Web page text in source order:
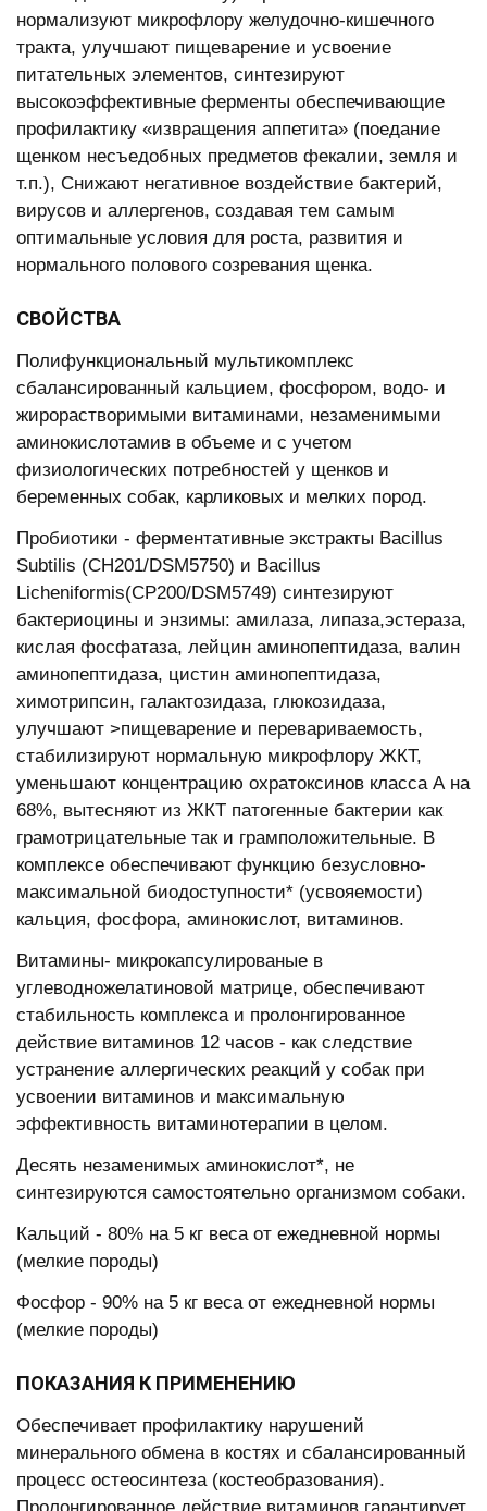
нормализуют микрофлору желудочно-кишечного
тракта, улучшают пищеварение и усвоение
питательных элементов, синтезируют
высокоэффективные ферменты обеспечивающие
профилактику «извращения аппетита» (поедание
щенком несъедобных предметов фекалии, земля и
т.п.), Снижают негативное воздействие бактерий,
вирусов и аллергенов, создавая тем самым
оптимальные условия для роста, развития и
нормального полового созревания щенка.
СВОЙСТВА
Полифункциональный мультикомплекс
сбалансированный кальцием, фосфором, водо- и
жирорастворимыми витаминами, незаменимыми
аминокислотамив в объеме и с учетом
физиологических потребностей у щенков и
беременных собак, карликовых и мелких пород.
Пробиотики - ферментативные экстракты Bacillus
Subtilis (CH201/DSM5750) и Bacillus
Licheniformis(CP200/DSM5749) синтезируют
бактериоцины и энзимы: амилаза, липаза,эстераза,
кислая фосфатаза, лейцин аминопептидаза, валин
аминопептидаза, цистин аминопептидаза,
химотрипсин, галактозидаза, глюкозидаза,
улучшают >пищеварение и перевариваемость,
стабилизируют нормальную микрофлору ЖКТ,
уменьшают концентрацию охратоксинов класса А на
68%, вытесняют из ЖКТ патогенные бактерии как
грамотрицательные так и грамположительные. В
комплексе обеспечивают функцию безусловно-
максимальной биодоступности* (усвояемости)
кальция, фосфора, аминокислот, витаминов.
Витамины- микрокапсулированые в
углеводножелатиновой матрице, обеспечивают
стабильность комплекса и пролонгированное
действие витаминов 12 часов - как следствие
устранение аллергических реакций у собак при
усвоении витаминов и максимальную
эффективность витаминотерапии в целом.
Десять незаменимых аминокислот*, не
синтезируются самостоятельно организмом собаки.
Кальций - 80% на 5 кг веса от ежедневной нормы
(мелкие породы)
Фосфор - 90% на 5 кг веса от ежедневной нормы
(мелкие породы)
ПОКАЗАНИЯ К ПРИМЕНЕНИЮ
Обеспечивает профилактику нарушений
минерального обмена в костях и сбалансированный
процесс остеосинтеза (костеобразования).